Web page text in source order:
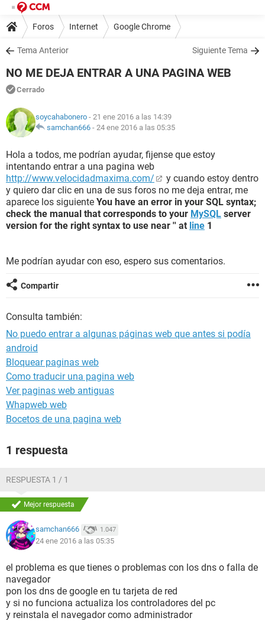
Foros Internet Google Chrome
Tema Anterior Siguiente Tema
NO ME DEJA ENTRAR A UNA PAGINA WEB
Cerrado
soycahabonero - 21 ene 2016 a las 14:39
samchan666 - 24 ene 2016 a las 05:35
Hola a todos, me podrían ayudar, fijense que estoy
intentando entrar a una pagina web
http://www.velocidadmaxima.com/
y cuando estoy dentro
y quiero dar clic en una de sus foros no me deja entrar, me
aparece los siguiente You have an error in your SQL syntax;
check the manual that corresponds to your MySQL server
version for the right syntax to use near '' at line 1
Me podrían ayudar con eso, espero sus comentarios.
Compartir
Consulta también:
No puedo entrar a algunas páginas web que antes si podía
android
Bloquear paginas web
Como traducir una pagina web
Ver paginas web antiguas
Whapweb web
Bocetos de una pagina web
1 respuesta
RESPUESTA 1 / 1
Mejor respuesta
samchan666 1.047
24 ene 2016 a las 05:35
el problema es que tienes o problemas con los dns o falla de
navegador
pon los dns de google en tu tarjeta de red
y si no funciona actualiza los controladores del pc
y reinstala el navegador como administrador